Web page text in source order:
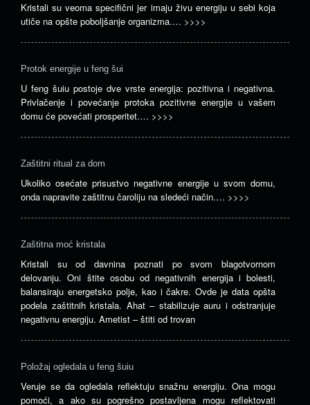
Kristali su veoma specifični jer imaju živu energiju u sebi koja
utiče na opšte poboljšanje organizma.… >>>>
Protok energije u feng šui
U feng šuiu postoje dve vrste energija: pozitivna i negativna.
Privlačenje i povećanje protoka pozitivne energije u vašem
domu će povećati prosperitet.… >>>>
Zaštitni ritual za dom
Ukoliko osećate prisustvo negativne energije u svom domu,
onda napravite zaštitnu čaroliju na sledeći način.… >>>>
Zaštitna moć kristala
Kristali su od davnina poznati po svom blagotvornom
delovanju. Oni štite osobu od negativnih energija i bolesti,
balansiraju energetsko polje, kao i čakre. Ovde je data opšta
podela zaštitnih kristala. Ahat – stabilizuje auru i odstranjuje
negativnu energiju. Ametist – štiti od trovan
Položaj ogledala u feng šuiu
Veruje se da ogledala reflektuju snažnu energiju. Ona mogu
pomoći, a ako su pogrešno postavljena mogu reflektovati